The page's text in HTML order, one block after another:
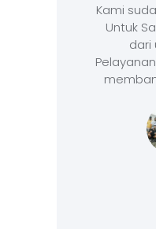
Kami
Untuk
dari